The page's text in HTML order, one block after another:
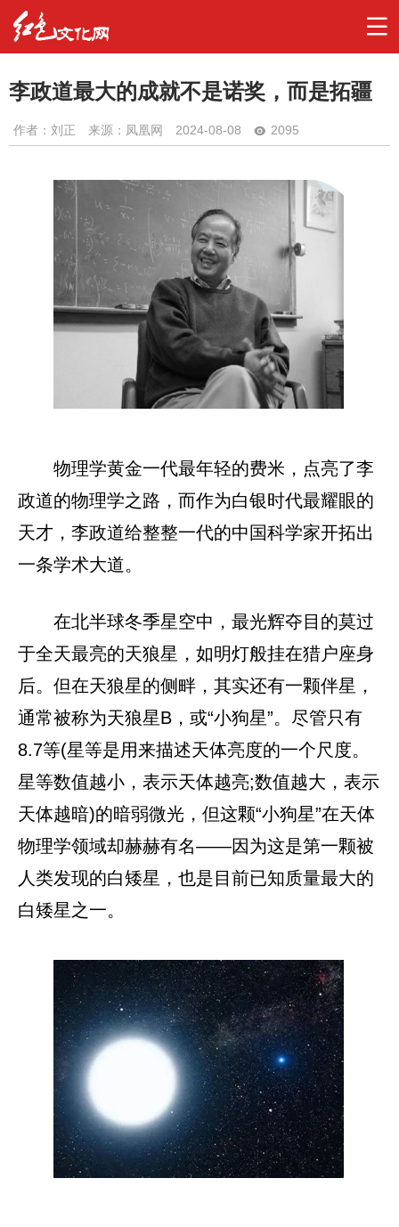
李政道最大的成就不是诺奖，而是拓疆
作者： 刘正 来源：凤凰网 2024-08-08 2095
物理学黄金一代最年轻的费米，点亮了李
政道的物理学之路，而作为白银时代最耀眼的
天才，李政道给整整一代的中国科学家开拓出
一条学术大道。
在北半球冬季星空中，最光辉夺目的莫过
于全天最亮的天狼星，如明灯般挂在猎户座身
后。但在天狼星的侧畔，其实还有一颗伴星，
通常被称为天狼星B，或“小狗星”。尽管只有
8.7等(星等是用来描述天体亮度的一个尺度。
星等数值越小，表示天体越亮;数值越大，表示
天体越暗)的暗弱微光，但这颗“小狗星”在天体
物理学领域却赫赫有名——因为这是第一颗被
人类发现的白矮星，也是目前已知质量最大的
白矮星之一。